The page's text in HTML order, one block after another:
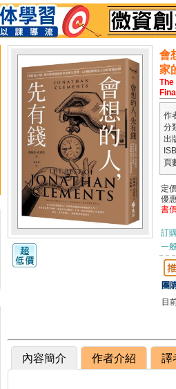
會
家
作
分
出
頁
定
優
書
訂
一
團
目
內容簡介 作者介紹 譯